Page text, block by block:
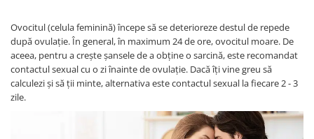
Siguranta animale companie
Carduri Cadou
Propuneri Cadou
Ovocitul (celula feminină) începe să se deterioreze destul de repede
după ovulație. În general, în maximum 24 de ore, ovocitul moare. De
aceea, pentru a crește șansele de a obține o sarcină, este recomandat
contactul sexual cu o zi înainte de ovulație. Dacă îți vine greu să
calculezi și să ții minte, alternativa este contactul sexual la fiecare 2 - 3
zile.